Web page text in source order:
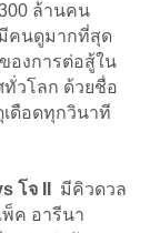
ล้านคน
คนดูมากที่สุด
องการต่อสู้ใน
วโลก ด้วยชื่อ
ดือดทุกวินาที
โจ II
มีคิวดวล
พ็ค อารีนา